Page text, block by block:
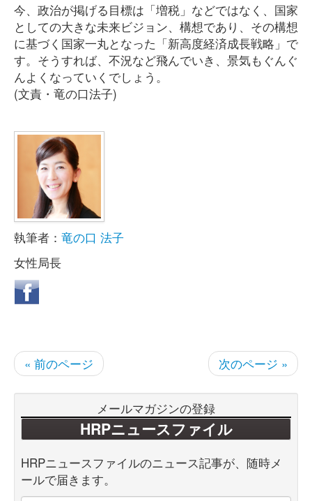
今、政治が掲げる目標は「増税」などではなく、国家
としての大きな未来ビジョン、構想であり、その構想
に基づく国家一丸となった「新高度経済成長戦略」で
す。そうすれば、不況など飛んでいき、景気もぐんぐ
んよくなっていくでしょう。
(文責・竜の口法子)
執筆者： 竜の口 法子
女性局長
« 前のページ 次のページ »
メールマガジンの登録
HRPニュースファイル
HRPニュースファイルのニュース記事が、随時メ
ールで届きます。